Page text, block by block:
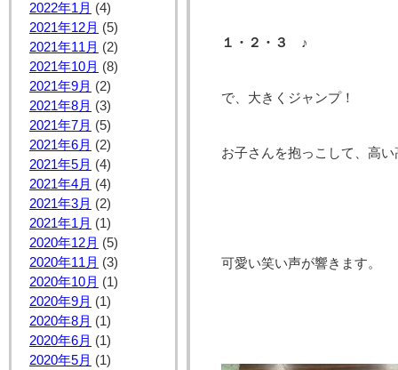
2022年1月 (4)
2021年12月 (5)
2021年11月 (2)
2021年10月 (8)
2021年9月 (2)
2021年8月 (3)
2021年7月 (5)
2021年6月 (2)
2021年5月 (4)
2021年4月 (4)
2021年3月 (2)
2021年1月 (1)
2020年12月 (5)
2020年11月 (3)
2020年10月 (1)
2020年9月 (1)
2020年8月 (1)
2020年6月 (1)
2020年5月 (1)
１・２・３ ♪
で、大きくジャンプ！
お子さんを抱っこして、高い
可愛い笑い声が響きます。